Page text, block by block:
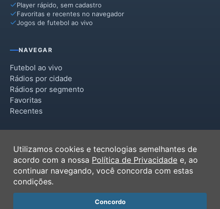
Player rápido, sem cadastro
Favoritas e recentes no navegador
Jogos de futebol ao vivo
NAVEGAR
Futebol ao vivo
Rádios por cidade
Rádios por segmento
Favoritas
Recentes
Termos de Uso
Política de Privacidade
Ferramentas
Contato
Utilizamos cookies e tecnologias semelhantes de
acordo com a nossa Política de Privacidade e, ao
continuar navegando, você concorda com estas
condições.
Concordo